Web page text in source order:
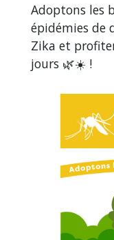
Adoptons les
épidémies de
Zika et
jours 🌿☀️ !